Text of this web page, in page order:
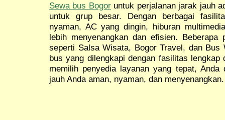
Sewa bus Bogoruntuk perjalanan jarak jauh
untuk grup besar. Dengan berbagai
nyaman, AC yang dingin, hiburan
lebih menyenangkan dan efisien.
seperti Salsa Wisata, Bogor Travel, dan Bus
bus yang dilengkapi dengan fasilitas lengkap
memilih penyedia layanan yang tepat,
jauh Anda aman, nyaman, dan menyenangkan.